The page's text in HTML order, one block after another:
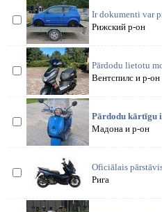
Ir dokumenti var
Рижский р-он
Pārdodu lietotu
Вентспилс и р-он
Pārdodu kārtīgu
Мадона и р-он
Oficiālais
Рига